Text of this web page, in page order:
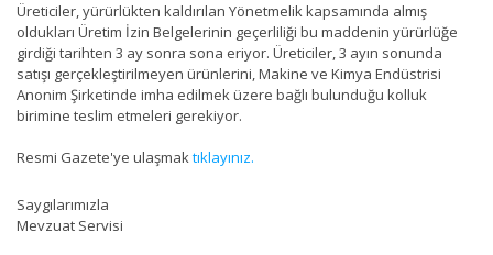
Üreticiler, yürürlükten kaldırılan Yönetmelik kapsamında almış
oldukları Üretim İzin Belgelerinin geçerliliği bu maddenin yürürlüğe
girdiği tarihten 3 ay sonra sona eriyor. Üreticiler, 3 ayın sonunda
satışı gerçekleştirilmeyen ürünlerini, Makine ve Kimya Endüstrisi
Anonim Şirketinde imha edilmek üzere bağlı bulunduğu kolluk
birimine teslim etmeleri gerekiyor.
Resmi Gazete'ye ulaşmaktıklayınız.
Saygılarımızla
Mevzuat Servisi